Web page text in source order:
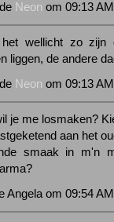
Neon om 09:13
het wellicht zo
liggen, de andere
Neon om 09:13
je me losmaken?
aan het
smaak in m'n
Angela om 09:54